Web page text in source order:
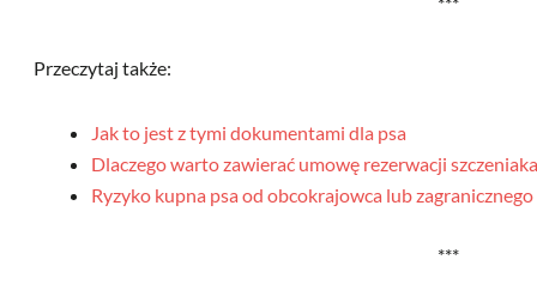
Przeczytaj także:
Jak to jest z tymi dokumentami dla psa
Dlaczego warto zawierać umowę rezerwacji
Ryzyko kupna psa od obcokrajowca lub
***